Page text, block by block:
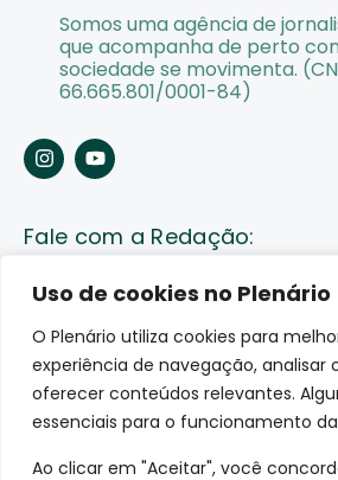
Uso de cookies no Plenário
O Plenário utiliza cookies para
experiência de navegação, analisar
oferecer conteúdos relevantes.
essenciais para o funcionamento
Ao clicar em "Aceitar", você
Somos uma agência de
que acompanha de perto
sociedade se movimenta.
66.665.801/0001-84)
Fale com a Redação:
Enviar pauta
Fale conosco
Av. Lauro Sodré, 1259. Olaria –
CEP: 76801-289